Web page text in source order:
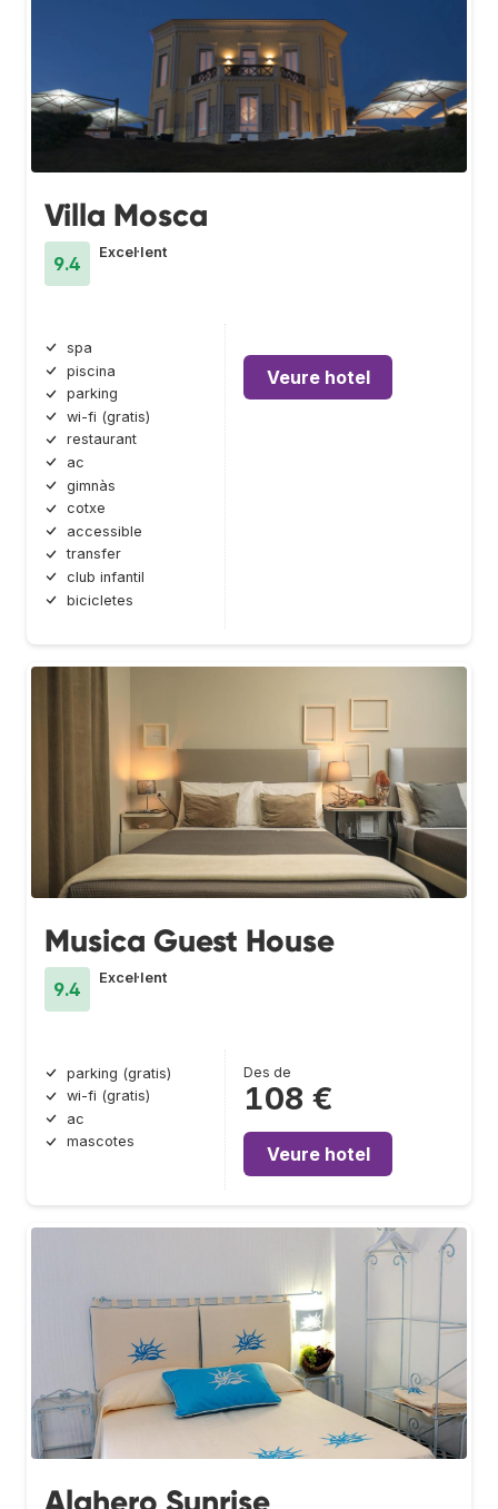
Villa Mosca
9.4
Excel·lent
spa
piscina
parking
wi-fi (gratis)
restaurant
ac
gimnàs
cotxe
accessible
transfer
club infantil
bicicletes
Veure hotel
Musica Guest House
9.4
Excel·lent
parking (gratis)
wi-fi (gratis)
ac
mascotes
Des de
108 €
Veure hotel